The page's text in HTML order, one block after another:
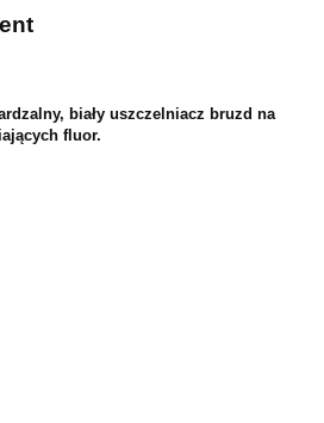
biały uszczelniacz bruzd na
fluor.